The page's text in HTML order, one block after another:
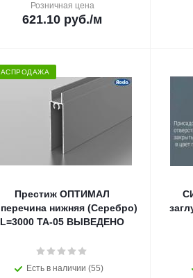
Розничная цена
621.10 руб./м
Престиж ОПТИМАЛ
нижняя (Серебро)
L=3000 ТА-05 ВЫВЕДЕНО
Есть в наличии (55)